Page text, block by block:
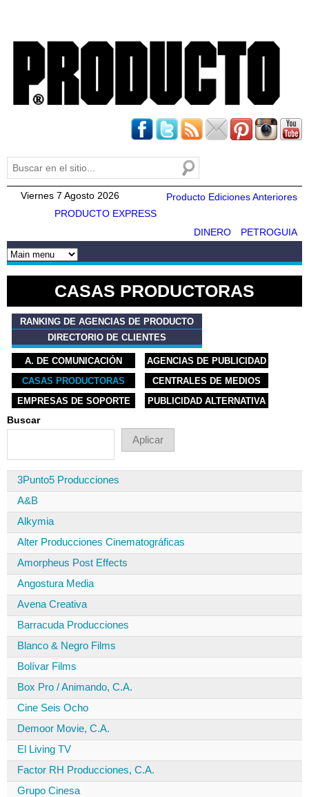
Formulario de búsqueda
Buscar
Viernes 7 Agosto 2026
Producto Ediciones Anteriores
PRODUCTO EXPRESS
PETROGUIA
DINERO
CASAS PRODUCTORAS
RANKING DE AGENCIAS DE PRODUCTO
DIRECTORIO DE CLIENTES
A. DE COMUNICACIÓN
AGENCIAS DE PUBLICIDAD
CASAS PRODUCTORAS
CENTRALES DE MEDIOS
EMPRESAS DE SOPORTE
PUBLICIDAD ALTERNATIVA
Buscar
3Punto5 Producciones
A&B
Alkymia
Alter Producciones Cinematográficas
Amorpheus Post Effects
Angostura Media
Avena Creativa
Barracuda Producciones
Blanco & Negro Films
Bolívar Films
Box Pro / Animando, C.A.
Cine Seis Ocho
Demoor Movie, C.A.
El Living TV
Factor RH Producciones, C.A.
Grupo Cinesa